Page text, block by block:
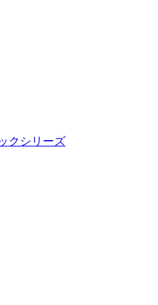
クシリーズ